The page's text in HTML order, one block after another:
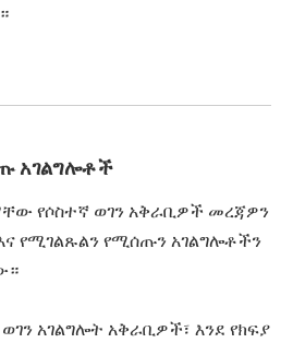
አገልግሎቶች
የሶስተኛ ወገን አቅራቢዎች መረጃዎን
የሚገልጹልን የሚሰጡን አገልግሎቶችን
ወገን አገልግሎት አቅራቢዎች፣ እንደ የክፍያ